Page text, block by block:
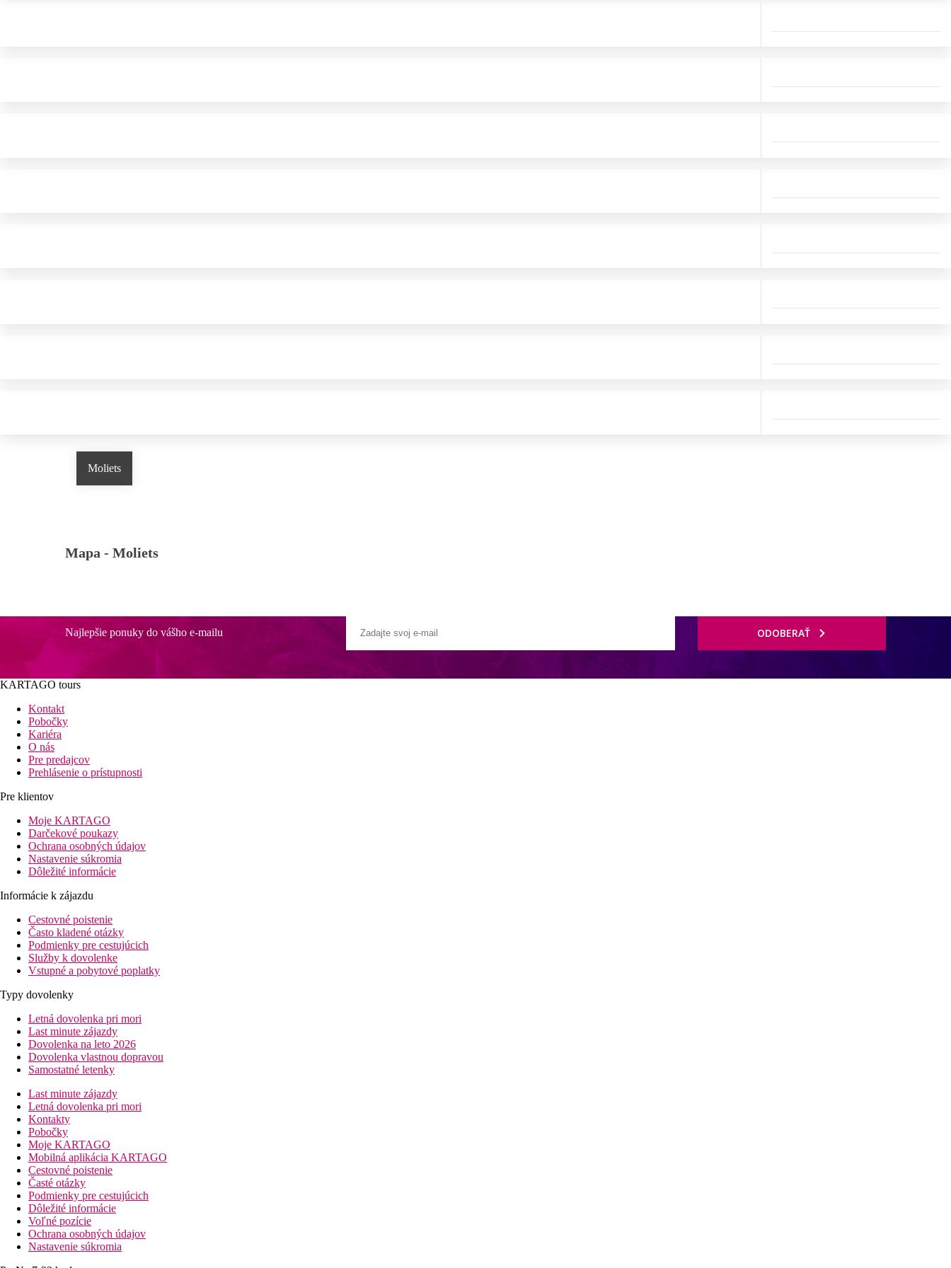
Moliets
Mapa - Moliets
Najlepšie ponuky do vášho e-mailu ODOBERAŤ
KARTAGO tours
Kontakt
Pobočky
Kariéra
O nás
Pre predajcov
Prehlásenie o prístupnosti
Pre klientov
Moje KARTAGO
Darčekové poukazy
Ochrana osobných údajov
Nastavenie súkromia
Dôležité informácie
Informácie k zájazdu
Cestovné poistenie
Často kladené otázky
Podmienky pre cestujúcich
Služby k dovolenke
Vstupné a pobytové poplatky
Typy dovolenky
Letná dovolenka pri mori
Last minute zájazdy
Dovolenka na leto 2026
Dovolenka vlastnou dopravou
Samostatné letenky
Last minute zájazdy
Letná dovolenka pri mori
Kontakty
Pobočky
Moje KARTAGO
Mobilná aplikácia KARTAGO
Cestovné poistenie
Časté otázky
Podmienky pre cestujúcich
Dôležité informácie
Voľné pozície
Ochrana osobných údajov
Nastavenie súkromia